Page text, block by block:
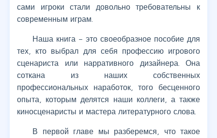
сами игроки стали довольно требовательны к
современным играм.
Наша книга – это своеобразное пособие для
тех, кто выбрал для себя профессию игрового
сценариста или нарративного дизайнера. Она
соткана из наших собственных
профессиональных наработок, того бесценного
опыта, которым делятся наши коллеги, а также
киносценаристы и мастера литературного слова.
В первой главе мы разберемся, что такое